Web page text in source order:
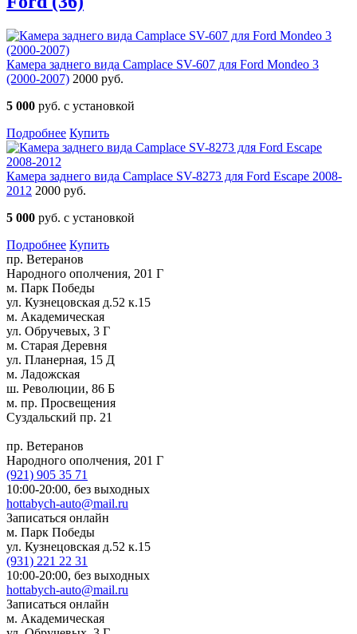
Камера заднего вида Camplace SV-607 для Ford Mondeo 3
(2000-2007) 2000 руб.
5 000 руб. с установкой
Подробнее Купить
Камера заднего вида Camplace SV-8273 для Ford Escape 2008-
2012 2000 руб.
5 000 руб. с установкой
Подробнее Купить
пр. Ветеранов
Народного ополчения, 201 Г
м. Парк Победы
ул. Кузнецовская д.52 к.15
м. Академическая
ул. Обручевых, 3 Г
м. Старая Деревня
ул. Планерная, 15 Д
м. Ладожская
ш. Революции, 86 Б
м. пр. Просвещения
Суздальский пр. 21
пр. Ветеранов
Народного ополчения, 201 Г
(921) 905 35 71
10:00-20:00, без выходных
hottabych-auto@mail.ru
Записаться онлайн
м. Парк Победы
ул. Кузнецовская д.52 к.15
(931) 221 22 31
10:00-20:00, без выходных
hottabych-auto@mail.ru
Записаться онлайн
м. Академическая